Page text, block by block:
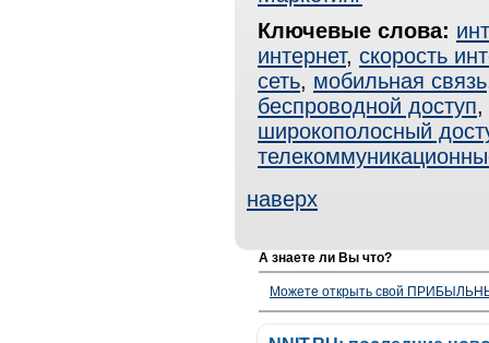
Ключевые слова:
интернет, скорость
сеть, мобильная связь
беспроводной доступ,
широкополосный
наверх
А знаете ли Вы что?
Можете открыть свой